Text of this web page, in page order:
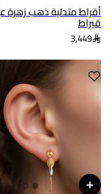
قيراط
3,449